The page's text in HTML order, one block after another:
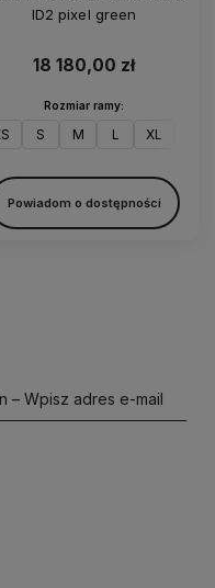
57,5 59,5
ID2 pixel green
18 180,00 zł
Rozmiar ramy:
S M L XL
Powiadom o dostępności
– Wpisz adres e-mail